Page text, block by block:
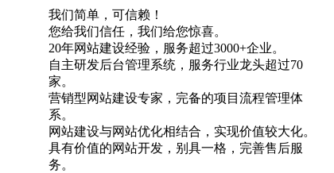
我们简单，可信赖！
您给我们信任，我们给您惊喜。
20年网站建设经验，服务超过3000+企业。
自主研发后台管理系统，服务行业龙头超过70
家。
营销型网站建设专家，完备的项目流程管理体
系。
网站建设与网站优化相结合，实现价值较大化。
具有价值的网站开发，别具一格，完善售后服
务。